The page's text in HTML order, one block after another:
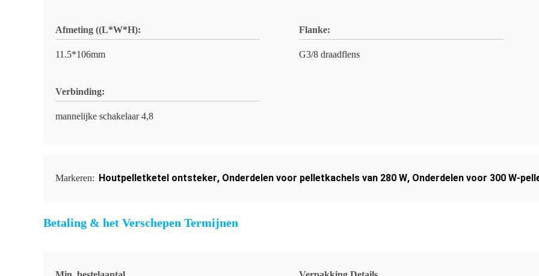
Afmeting ((L*W*H):
11.5*106mm
Flanke:
G3/8 draadflens
Verbinding:
mannelijke schakelaar 4,8
Markeren: Houtpelletketel ontsteker, Onderdelen voor pelletkachels van 280 W, Onderdelen voor 300 W-
Betaling & het Verschepen Termijnen